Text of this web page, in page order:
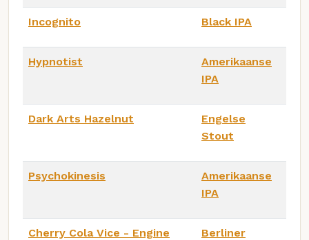
Incognito Black IPA
Hypnotist
Amerikaanse
IPA
Dark Arts Hazelnut
Engelse
Stout
Psychokinesis
Amerikaanse
IPA
Cherry Cola Vice - Engine
Berliner